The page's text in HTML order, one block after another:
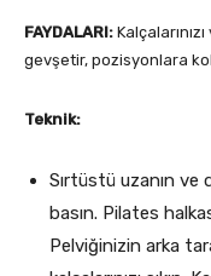
FAYDALARI:
gevşetir, pozisyonlara
Teknik:
Sırtüstü uzanın ve
basın. Pilates
Pelviğinizin arka